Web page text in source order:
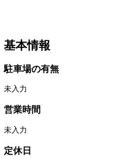
基本情報
駐車場の有無
未入力
営業時間
未入力
定休日